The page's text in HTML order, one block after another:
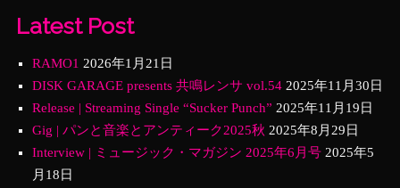
Latest Post
RAMO1 2026年1月21日
DISK GARAGE presents 共鳴レンサ vol.54 2025年11月30日
Release | Streaming Single “Sucker Punch” 2025年11月19日
Gig | パンと音楽とアンティーク2025秋 2025年8月29日
Interview | ミュージック・マガジン 2025年6月号 2025年5
月18日